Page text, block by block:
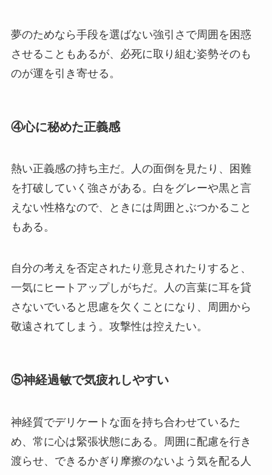
夢のためなら手段を選ばない強引さで周囲を困惑
させることもあるが、必死に取り組む姿勢そのも
のが運を引き寄せる。
④心に秘めた正義感
熱い正義感の持ち主だ。人の面倒を見たり、困難
を打破していく強さがある。白をグレーや黒と言
えない性格なので、ときには周囲とぶつかること
もある。
自分の考えを否定されたり意見されたりすると、
一気にヒートアップしがちだ。人の言葉に耳を貸
さないでいると思慮を欠くことになり、周囲から
敬遠されてしまう。攻撃性は控えたい。
⑤神経過敏で気疲れしやすい
神経質でデリケートな面を持ち合わせているた
め、常に心は緊張状態にある。周囲に配慮を行き
渡らせ、できるかぎり摩擦のないよう気を配る人